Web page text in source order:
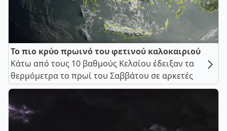
Το πιο κρύο πρωινό του φετινού καλοκαιριού
Κάτω από τους 10 βαθμούς Κελσίου έδειξαν τα
θερμόμετρα το πρωί του Σαββάτου σε αρκετές